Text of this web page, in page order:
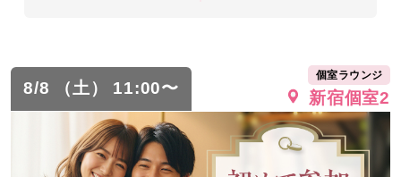
8/8 （土） 11:00〜
個室ラウンジ
新宿個室2